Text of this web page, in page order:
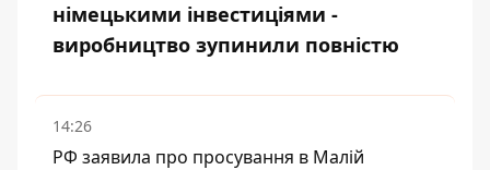
німецькими інвестиціями -
виробництво зупинили повністю
14:26
РФ заявила про просування в Малій